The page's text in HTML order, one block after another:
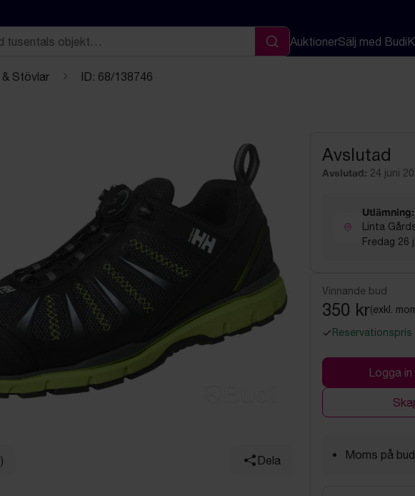
Sök
AuktionerSälj med Budi
Stövlar ID: 68/138746
Dela
Avslutad
Avslutad: 24 juni
Utlämning:
Linta
Fredag 26
Vinnande bud
350 kr(exkl.
Logga
Moms på bud